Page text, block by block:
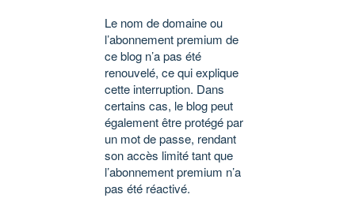
Le nom de domaine ou
l’abonnement premium de
ce blog n’a pas été
renouvelé, ce qui explique
cette interruption. Dans
certains cas, le blog peut
également être protégé par
un mot de passe, rendant
son accès limité tant que
l’abonnement premium n’a
pas été réactivé.